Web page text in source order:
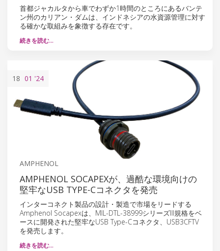
首都ジャカルタから車でわずか1時間のところにあるバンテ
ン州のカリアン・ダムは、インドネシアの水資源管理に対す
る確かな取組みを象徴する存在です。
続きを読む…
18 01 '24
AMPHENOL
AMPHENOL SOCAPEXが、過酷な環境向けの
堅牢なUSB TYPE-Cコネクタを発売
インターコネクト製品の設計・製造で市場をリードする
Amphenol Socapexは、MIL-DTL-38999シリーズIII規格をベ
ースに開発された堅牢なUSB Type-Cコネクタ、USB3CFTV
を発売します。
続きを読む…